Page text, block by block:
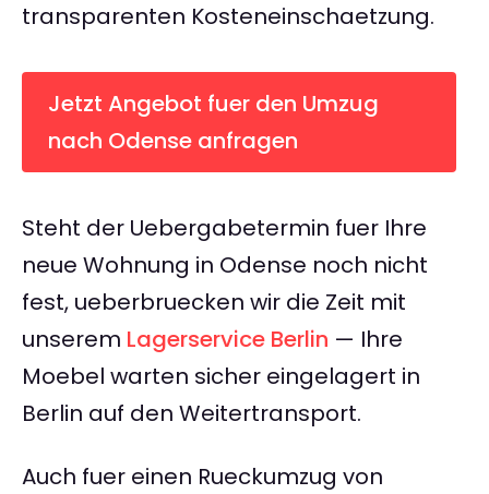
transparenten Kosteneinschaetzung.
Jetzt Angebot fuer den Umzug
nach Odense anfragen
Steht der Uebergabetermin fuer Ihre
neue Wohnung in Odense noch nicht
fest, ueberbruecken wir die Zeit mit
unserem Lagerservice Berlin — Ihre
Moebel warten sicher eingelagert in
Berlin auf den Weitertransport.
Auch fuer einen Rueckumzug von